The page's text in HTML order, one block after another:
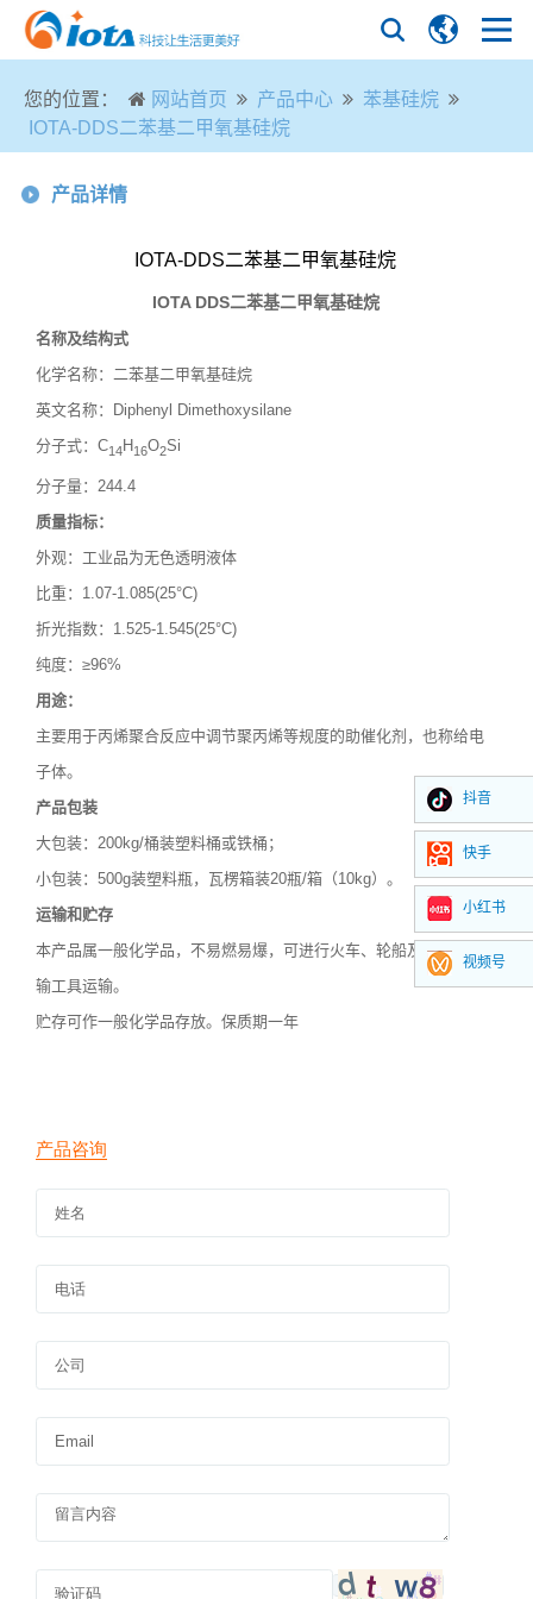
您的位置： 网站首页 产品中心
苯基硅烷
IOTA-DDS二苯基二甲氧基硅烷
产品详情
IOTA-DDS二苯基二甲氧基硅烷
IOTA DDS二苯基二甲氧基硅烷
名称及结构式
化学名称：二苯基二甲氧基硅烷
英文名称：
Diphenyl Dimethoxysilane
分子式： C14H 16O2Si
分子量： 244.4
质量指标：
外观：工业品为无色透明液体
比重： 1.07-1.085(25°C)
折光指数： 1.525-1.545(25°C)
纯度：≥96%
用途：
主要用于丙烯聚合反应中调节聚丙烯等规度的助催化剂，也称给电
子体。
产品包装
大包装： 200kg/桶装塑料桶或铁桶；
小包装： 500g装塑料瓶，瓦楞箱装20瓶/箱（10kg）。
运输和贮存
本产品属一般化学品，不易燃易爆，可进行火车、轮船及汽车等运
输工具运输。
贮存可作一般化学品存放。保质期一年
抖音
快手
小红书
视频号